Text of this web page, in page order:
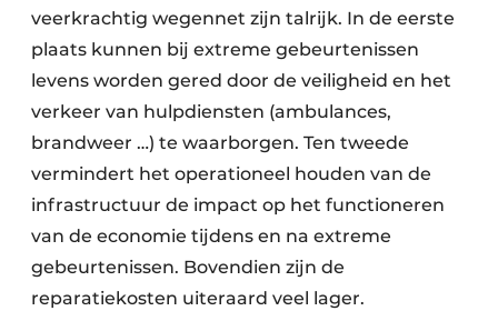
veerkrachtig wegennet zijn talrijk. In de eerste
plaats kunnen bij extreme gebeurtenissen
levens worden gered door de veiligheid en het
verkeer van hulpdiensten (ambulances,
brandweer …) te waarborgen. Ten tweede
vermindert het operationeel houden van de
infrastructuur de impact op het functioneren
van de economie tijdens en na extreme
gebeurtenissen. Bovendien zijn de
reparatiekosten uiteraard veel lager.